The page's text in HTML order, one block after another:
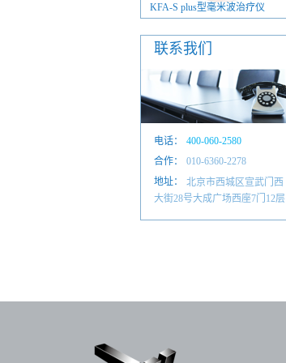
KFA-S plus型毫米波治疗仪
联系我们
电话：
400-060-2580
010-6601 4884
合作：
010-6360-2278
地址：
北京市西城区宣武门西
大街28号大成广场西座7门12层